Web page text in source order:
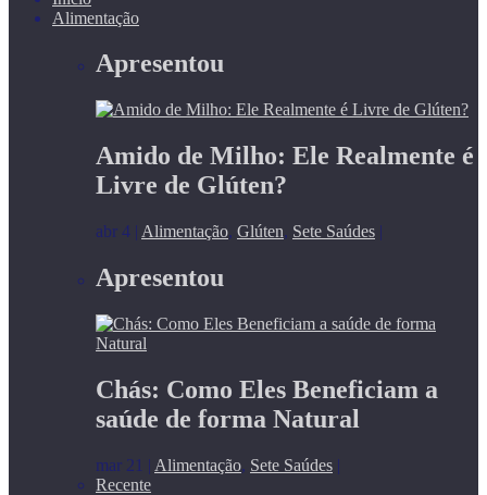
Alimentação
Apresentou
Amido de Milho: Ele Realmente é
Livre de Glúten?
abr 4 | Alimentação, Glúten, Sete Saúdes |
Apresentou
Chás: Como Eles Beneficiam a
saúde de forma Natural
mar 21 | Alimentação, Sete Saúdes |
Recente